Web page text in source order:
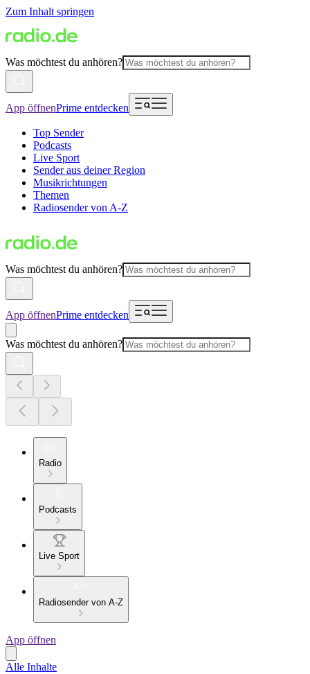
Zum Inhalt springen
Was möchtest du anhören?
App öffnenPrime entdecken
Top Sender
Podcasts
Live Sport
Sender aus deiner Region
Musikrichtungen
Themen
Radiosender von A-Z
Was möchtest du anhören?
App öffnenPrime entdecken
Was möchtest du anhören?
Radio
Podcasts
Live Sport
Radiosender von A-Z
App öffnen
Alle Inhalte